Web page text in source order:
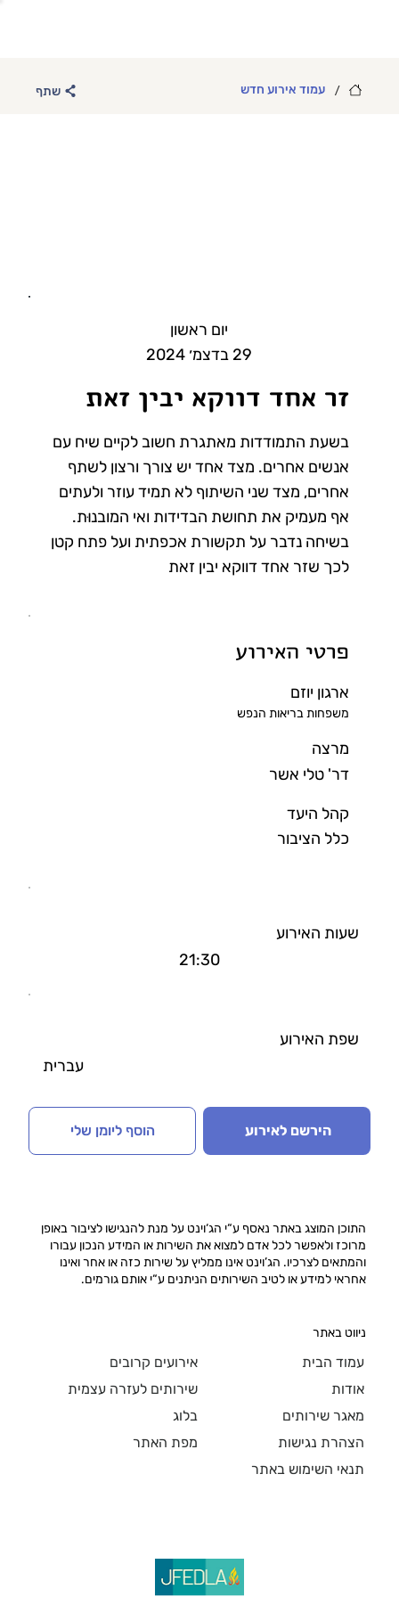
/ עמוד אירוע חדש שתף
יום ראשון
29 בדצמ׳ 2024
זר אחד דווקא יבין זאת
בשעת התמודדות מאתגרת חשוב לקיים שיח עם
אנשים אחרים. מצד אחד יש צורך ורצון לשתף
אחרים, מצד שני השיתוף לא תמיד עוזר ולעתים
אף מעמיק את תחושת הבדידות ואי המובנוּת.
בשיחה נדבר על תקשורת אכפתית ועל פתח קטן
לכך שזר אחד דווקא יבין זאת
פרטי האירוע
ארגון יוזם
משפחות בריאות הנפש
מרצה
דר' טלי אשר
קהל היעד
כלל הציבור
שעות האירוע
21:30
שפת האירוע
עברית
הירשם לאירוע הוסף ליומן שלי
התוכן המוצג באתר נאסף ע“י הג‘וינט על מנת להנגישו לציבור באופן
מרוכז ולאפשר לכל אדם למצוא את השירות או המידע הנכון עבורו
והמתאים לצרכיו. הג’וינט אינו ממליץ על שירות כזה או אחר ואינו
אחראי למידע או לטיב השירותים הניתנים ע“י אותם גורמים.
ניווט באתר
עמוד הבית
אודות
מאגר שירותים
הצהרת נגישות
תנאי השימוש באתר
אירועים קרובים
שירותים לעזרה עצמית
בלוג
מפת האתר